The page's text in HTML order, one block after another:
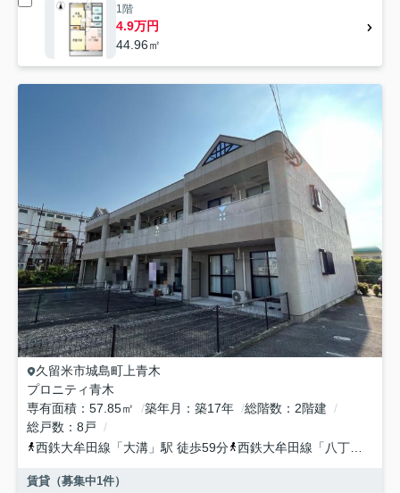
1階
4.9万円
44.96㎡
久留米市城島町上青木
プロニティ青木
専有面積
57.85㎡ 築年月 築17年 総階数
2階建
総戸数
8戸
西鉄大牟田線 「大溝 」駅 徒歩59分 西鉄大牟田線 「 八丁牟田
賃貸（募集中1件）